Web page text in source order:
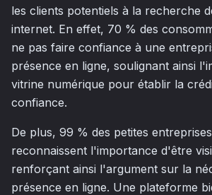
les clients potentiels à la recherche
internet. En effet, 70 % des
ne pas faire confiance à une
présence en ligne, soulignant ainsi
vitrine numérique pour établir la
confiance.
De plus, 99 % des petites
reconnaissent l'importance d'être
renforçant ainsi l'argument sur la
présence en ligne. Une plateforme